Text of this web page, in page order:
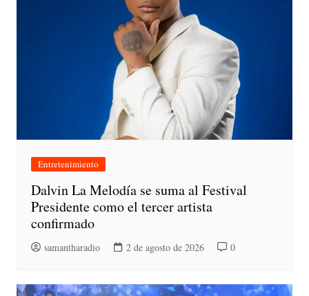
Entretenimiento
Dalvin La Melodía se suma al Festival
Presidente como el tercer artista
confirmado
samantharadio 2 de agosto de 2026 0